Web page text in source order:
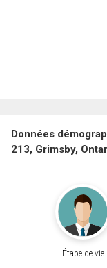
Données
213, Grimsby,
Étape de vie